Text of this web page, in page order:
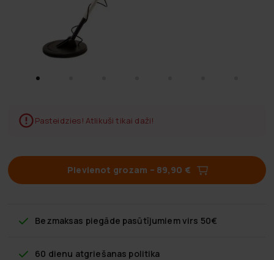
Pasteidzies! Atlikuši tikai daži!
Pievienot grozam – 89,90 €
Bezmaksas piegāde pasūtījumiem virs 50€
60 dienu atgriešanas politika